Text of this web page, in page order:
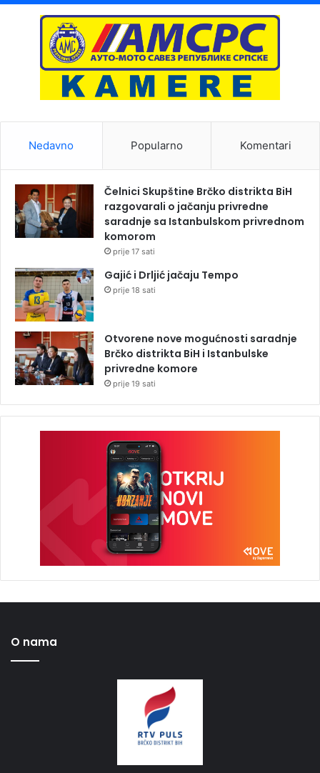
Nedavno Popularno Komentari
Čelnici Skupštine Brčko distrikta BiH
razgovarali o jačanju privredne
saradnje sa Istanbulskom privrednom
komorom
prije 17 sati
Gajić i Drljić jačaju Tempo
prije 18 sati
Otvorene nove mogućnosti saradnje
Brčko distrikta BiH i Istanbulske
privredne komore
prije 19 sati
O nama